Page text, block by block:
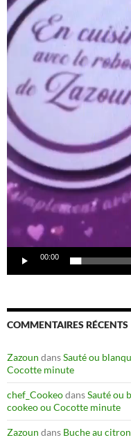
00:00
COMMENTAIRES RÉCENTS
Zazoun dansSauté ou
Cocotte minute
chef_CookeodansSauté ou
cookeo ou Cocotte minute
Zazoun dans Buche au